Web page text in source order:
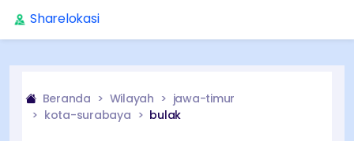
Sharelokasi
Beranda Wilayah
jawa-timur
kota-surabaya
bulak